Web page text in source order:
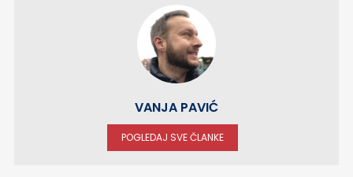
VANJA PAVIĆ
POGLEDAJ SVE ČLANKE